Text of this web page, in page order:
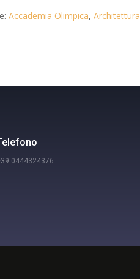
35,00 €.25,00 €.
Accademia Olimpica, Architettura
0444324376